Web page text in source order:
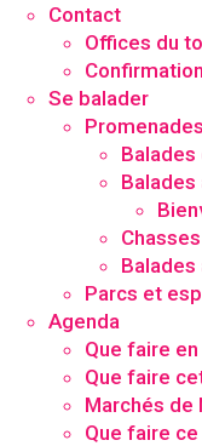
Contact
Offices du
Se balader
Promenades
Balades
Balades
Parcs et
Agenda
Que faire
Que faire
Marchés de
Que faire